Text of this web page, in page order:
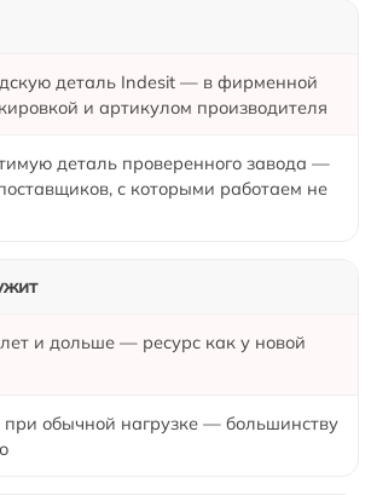
деталь Indesit — в фирменной
и артикулом производителя
деталь проверенного завода —
с которыми работаем не
и дольше — ресурс как у новой
при обычной нагрузке — большинству